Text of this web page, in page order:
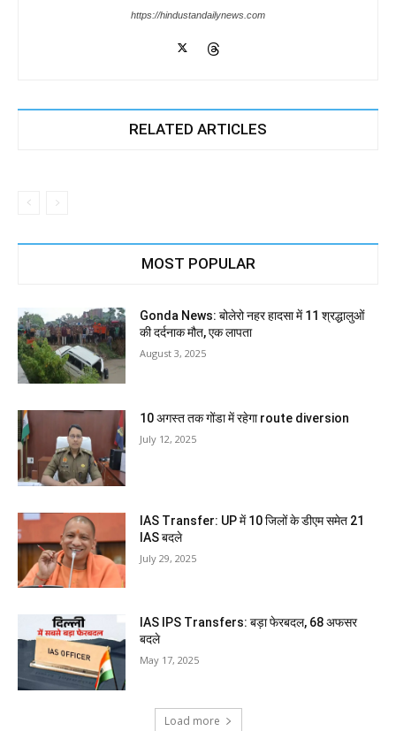
https://hindustandailynews.com
RELATED ARTICLES
MOST POPULAR
Gonda News: बोलेरो नहर हादसा में 11 श्रद्धालुओं
की दर्दनाक मौत, एक लापता
August 3, 2025
10 अगस्त तक गोंडा में रहेगा route diversion
July 12, 2025
IAS Transfer: UP में 10 जिलों के डीएम समेत 21
IAS बदले
July 29, 2025
IAS IPS Transfers: बड़ा फेरबदल, 68 अफसर
बदले
May 17, 2025
Load more